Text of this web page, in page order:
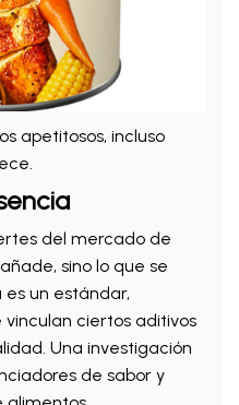
apetitosos, incluso
del mercado de
sino lo que se
es un estándar,
ciertos aditivos
Una investigación
de sabor y